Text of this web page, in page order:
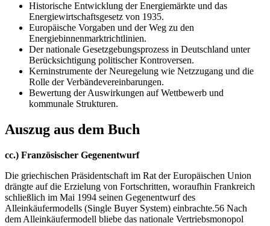
Historische Entwicklung der Energiemärkte und das
Energiewirtschaftsgesetz von 1935.
Europäische Vorgaben und der Weg zu den
Energiebinnenmarktrichtlinien.
Der nationale Gesetzgebungsprozess in Deutschland unter
Berücksichtigung politischer Kontroversen.
Kerninstrumente der Neuregelung wie Netzzugang und die
Rolle der Verbändevereinbarungen.
Bewertung der Auswirkungen auf Wettbewerb und
kommunale Strukturen.
Auszug aus dem Buch
cc.) Französischer Gegenentwurf
Die griechischen Präsidentschaft im Rat der Europäischen Union
drängte auf die Erzielung von Fortschritten, woraufhin Frankreich
schließlich im Mai 1994 seinen Gegenentwurf des
Alleinkäufermodells (Single Buyer System) einbrachte.56 Nach
dem Alleinkäufermodell bliebe das nationale Vertriebsmonopol